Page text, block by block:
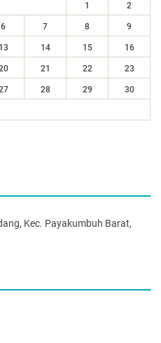
1 2
6 7 8 9
13 14 15 16
21 22 23
28 29 30
Kec. Payakumbuh Barat,